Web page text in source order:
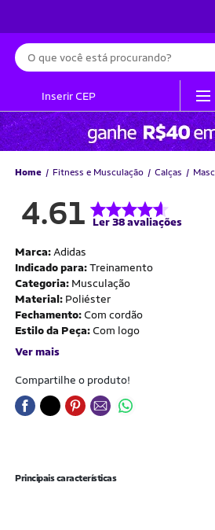
Busca
Inserir CEP
Home Fitness e Musculação Calças
4.61 Ler 38 avaliações
Marca: Adidas
Indicado para:Treinamento
Categoria: Musculação
Material: Poliéster
Fechamento: Com cordão
Estilo da Peça: Com logo
Ver mais
Compartilhe o produto!
Principais características